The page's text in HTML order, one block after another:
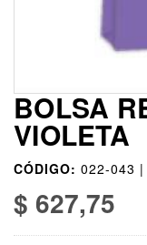
BOLSA
VIOLETA
CÓDIGO: 022-043 |
$ 627,75